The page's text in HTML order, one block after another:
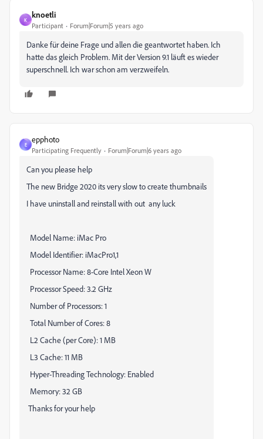
K
knoetli
Participant Forum|Forum|5 years ago
Danke für deine Frage und allen die geantwortet haben. Ich
hatte das gleich Problem. Mit der Version 9.1 läuft es wieder
superschnell. Ich war schon am verzweifeln.
E
epphoto
Participating Frequently Forum|Forum|6 years ago
Can you please help
The new Bridge 2020 its very slow to create thumbnails
I have uninstall and reinstall with out any luck
Model Name: iMac Pro
Model Identifier: iMacPro1,1
Processor Name: 8-Core Intel Xeon W
Processor Speed: 3.2 GHz
Number of Processors: 1
Total Number of Cores: 8
L2 Cache (per Core): 1 MB
L3 Cache: 11 MB
Hyper-Threading Technology: Enabled
Memory: 32 GB
Thanks for your help